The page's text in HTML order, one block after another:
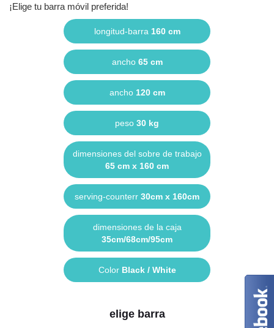
¡Elige tu barra móvil preferida!
longitud-barra 160 cm
ancho 65 cm
ancho 120 cm
peso 30 kg
dimensiones del sobre de trabajo
65 cm x 160 cm
serving-counterr 30cm x 160cm
dimensiones de la caja
35cm/68cm/95cm
Color Black / White
elige barra